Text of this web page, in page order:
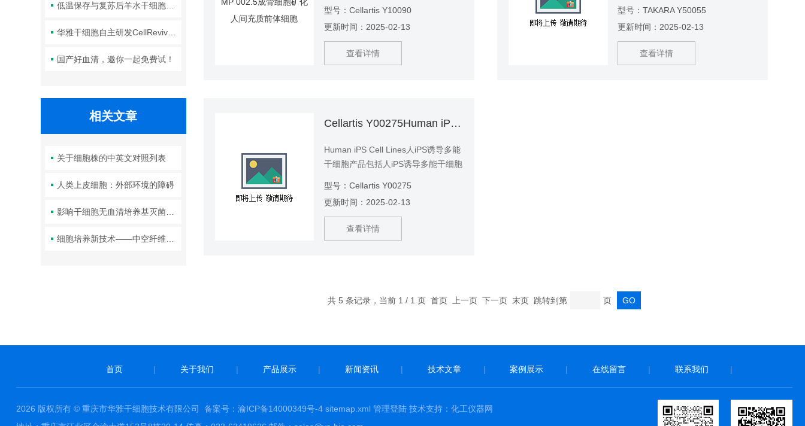
低温保存与复苏后羊水干细胞培养基的选择要点：维持细胞活性的关键因素
华雅干细胞自主研发CellRevive Supplement细胞急救万能添加剂正式开售
国产好血清，邀你一起免费试！
相关文章
关于细胞株的中英文对照列表
人类上皮细胞：外部环境的障碍
影响干细胞无血清培养基灭菌的原因
（multipotent mesenchymal
progenitors）。 均质的，批次检测的
细胞强壮易培养 与成人人类间充质干
型号：Cellartis Y10090
更新时间：2025-02-13
查看详情
Japan公司引进的京都大学iPS细胞研
究所研发的血管内皮细胞制备技术。
上（CD31阳性率） 应用——体外和
型号：TAKARA Y50055
更新时间：2025-02-13
查看详情
Cellartis Y00275Human iPS Cell Lines人iPS诱导多能干细胞
Human iPS Cell Lines人iPS诱导多能
干细胞产品包括人iPS诱导多能干细胞
Culture System培养体系。细胞系的
纯度和干细胞特征经过广泛分析。细
层的衍生物。
型号：Cellartis Y00275
更新时间：2025-02-13
查看详情
共 5 条记录，当前 1 / 1 页 首页 上一页 下一页 末页 跳转到第 页
首页 | 关于我们 | 产品展示 | 新闻资讯 | 技术文章 | 案例展示 | 在线留言 | 联系我们 |
2026 版权所有 © 重庆市华雅干细胞技术有限公司 备案号：渝ICP备14000349号-4 sitemap.xml 管理登陆 技术支持： 化工仪器网